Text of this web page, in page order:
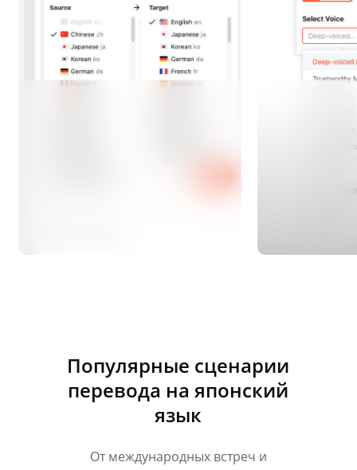
Популярные сценарии
перевода на японский
язык
От международных встреч и